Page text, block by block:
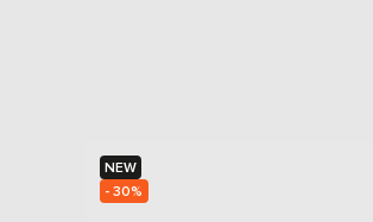
NEW
- 30%